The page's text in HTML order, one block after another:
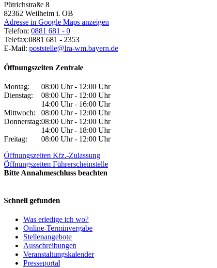
Pütrichstraße 8
82362 Weilheim i. OB
Adresse in Google Maps anzeigen
Telefon: 0881 681 - 0
Telefax:0881 681 - 2353
E-Mail: poststelle@lra-wm.bayern.de
Öffnungszeiten Zentrale
Montag:
08:00 Uhr - 12:00 Uhr
Dienstag:
08:00 Uhr - 12:00 Uhr
14:00 Uhr - 16:00 Uhr
Mittwoch:
08:00 Uhr - 12:00 Uhr
Donnerstag:08:00 Uhr - 12:00 Uhr
14:00 Uhr - 18:00 Uhr
Freitag:
08:00 Uhr - 12:00 Uhr
Öffnungszeiten Kfz.-Zulassung
Öffnungszeiten Führerscheinstelle
Bitte Annahmeschluss beachten
Schnell gefunden
Was erledige ich wo?
Online-Terminvergabe
Stellenangebote
Ausschreibungen
Veranstaltungskalender
Presseportal